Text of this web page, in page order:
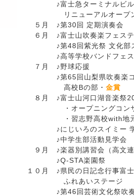
♪富士急ターミナルビル
リニューアルオープン
５月 ♪第30回 定期演奏会
６月 ♪富士山吹奏楽フェス
♪第48回紫光祭 文化部ス
♪高等学校バンドフェス
７月 ♪野球応援
♪第65回山梨県吹奏楽コ
高校Bの部・ 金賞
８月 ♪富士山河口湖音楽祭
・オープニングコンサ
・習志野高校with地元高
♪にじいろのスイミー 学
♪中学生部活動見学会
９月 ♪楽器別講習会（高文連
♪Q-STA楽園祭
１０月 ♪県民の日記念行事富
ふれあいステージ
♪第46回芸術文化祭吹奏